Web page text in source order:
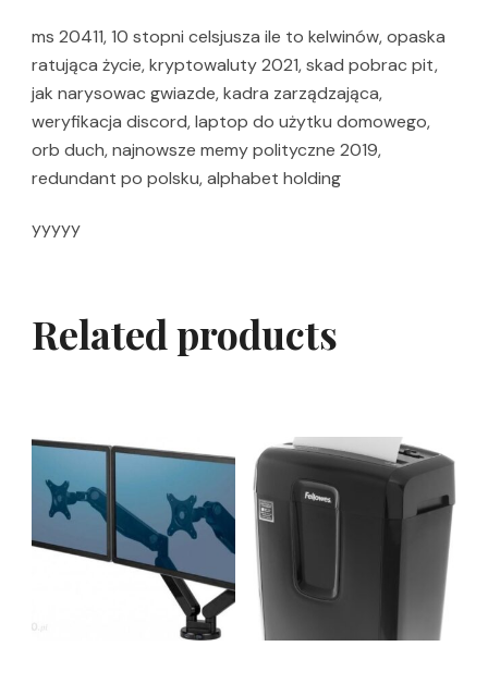
ms 20411, 10 stopni celsjusza ile to kelwinów, opaska
ratująca życie, kryptowaluty 2021, skad pobrac pit,
jak narysowac gwiazde, kadra zarządzająca,
weryfikacja discord, laptop do użytku domowego,
orb duch, najnowsze memy polityczne 2019,
redundant po polsku, alphabet holding
yyyyy
Related products